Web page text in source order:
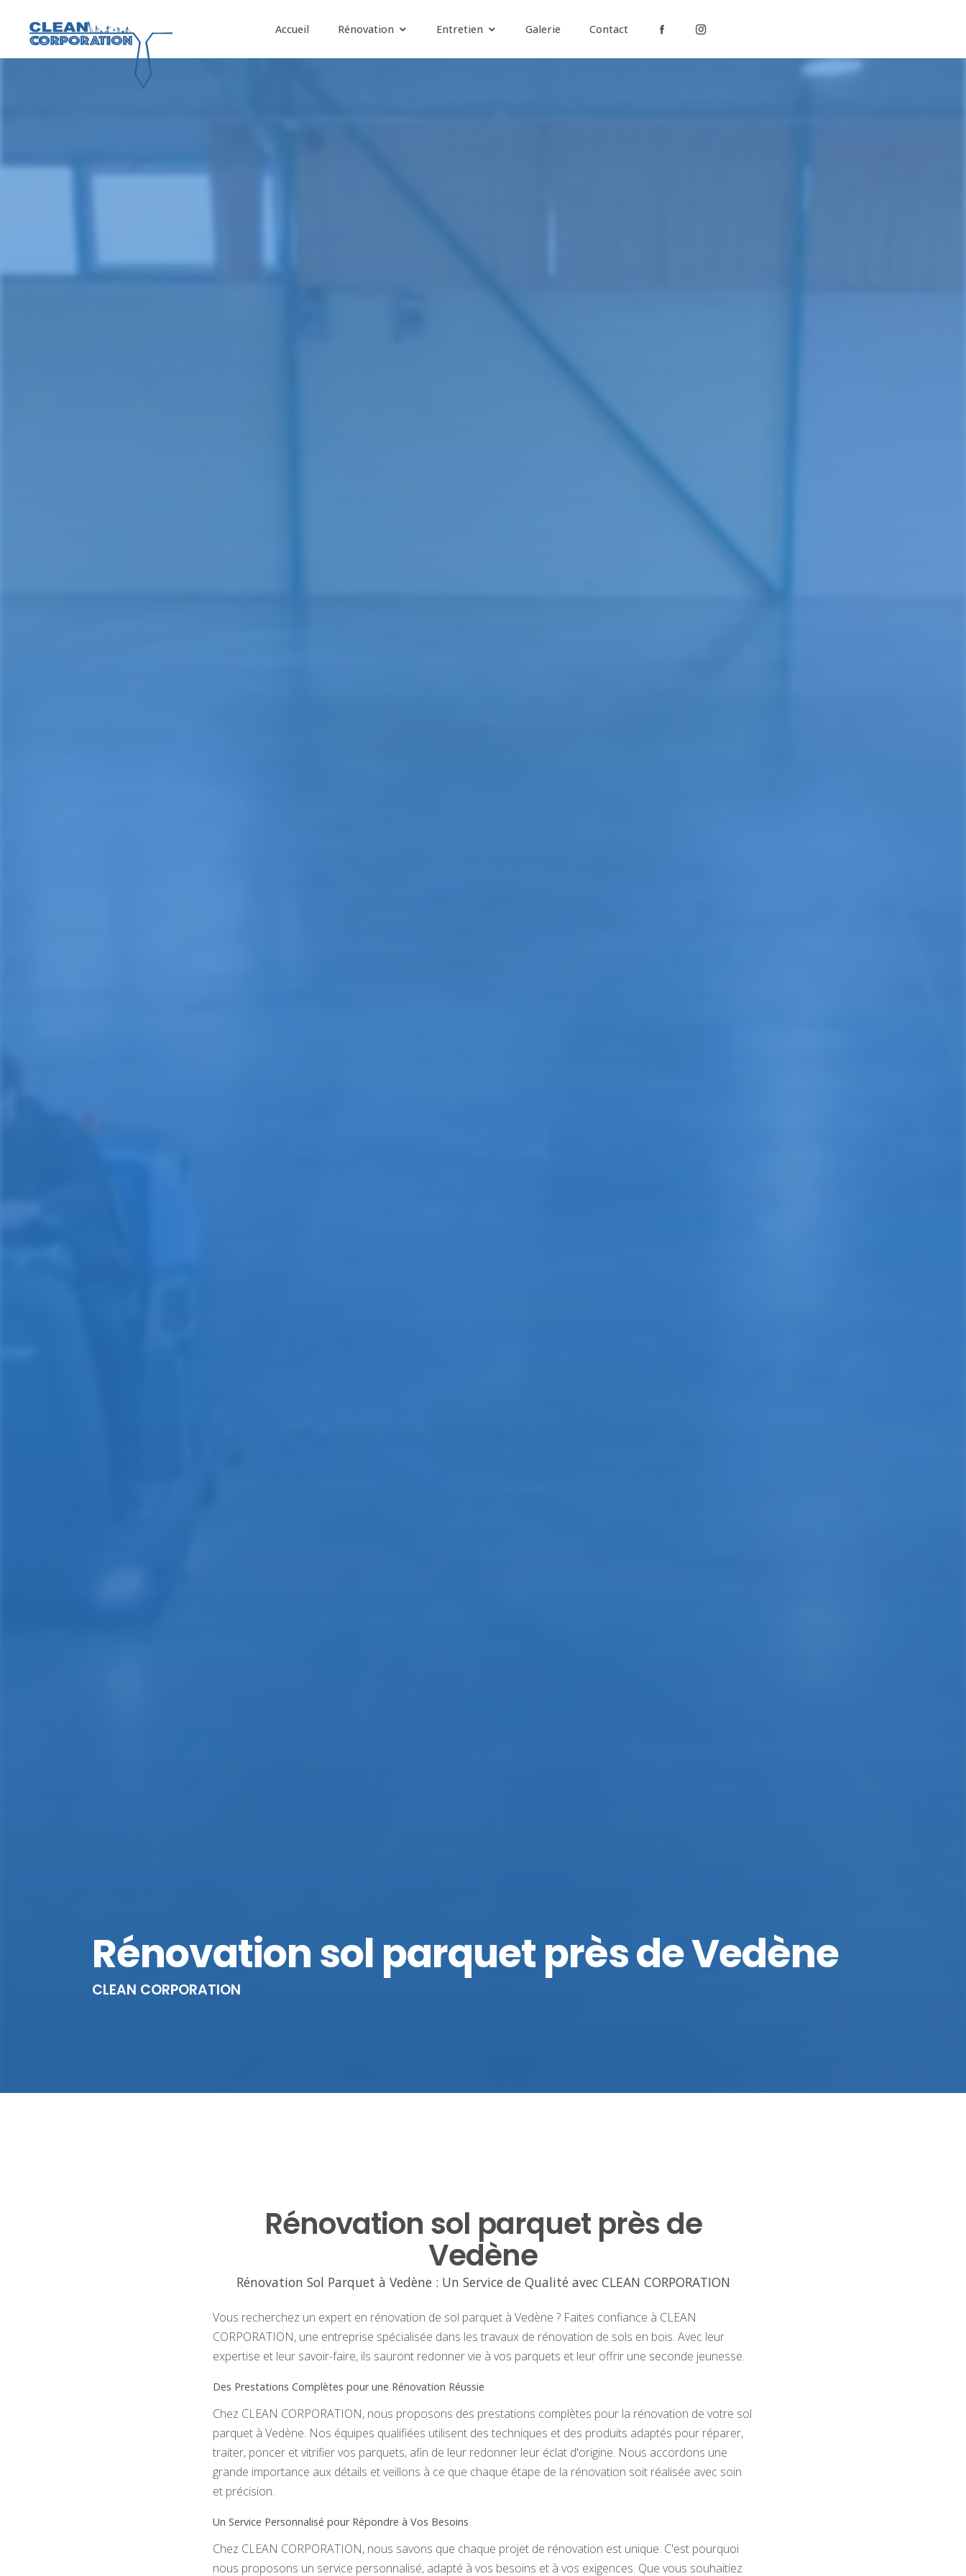
Accueil Rénovation Entretien Galerie Contact
Rénovation sol parquet près de Vedène
CLEAN CORPORATION
Rénovation sol parquet près de
Vedène
Rénovation Sol Parquet à Vedène : Un Service de Qualité avec CLEAN CORPORATION
Vous recherchez un expert en rénovation de sol parquet à Vedène ? Faites confiance à CLEAN
CORPORATION, une entreprise spécialisée dans les travaux de rénovation de sols en bois. Avec leur
expertise et leur savoir-faire, ils sauront redonner vie à vos parquets et leur offrir une seconde jeunesse.
Des Prestations Complètes pour une Rénovation Réussie
Chez CLEAN CORPORATION, nous proposons des prestations complètes pour la rénovation de votre sol
parquet à Vedène. Nos équipes qualifiées utilisent des techniques et des produits adaptés pour réparer,
traiter, poncer et vitrifier vos parquets, afin de leur redonner leur éclat d'origine. Nous accordons une
grande importance aux détails et veillons à ce que chaque étape de la rénovation soit réalisée avec soin
et précision.
Un Service Personnalisé pour Répondre à Vos Besoins
Chez CLEAN CORPORATION, nous savons que chaque projet de rénovation est unique. C'est pourquoi
nous proposons un service personnalisé, adapté à vos besoins et à vos exigences. Que vous souhaitiez